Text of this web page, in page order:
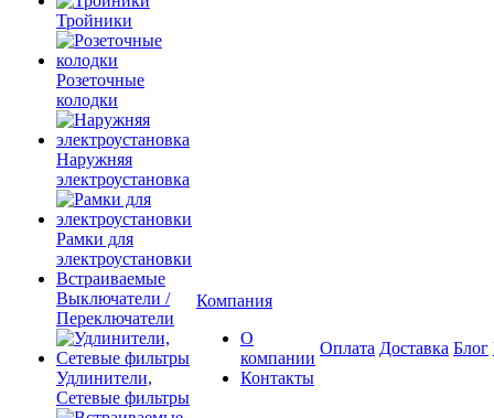
Тройники
Розеточные
колодки
Наружняя
электроустановка
Рамки для
электроустановки
Встраиваемые
Выключатели /
Переключатели
Удлинители,
Сетевые фильтры
Компания
О
компании
Контакты
Оплата Доставка Блог